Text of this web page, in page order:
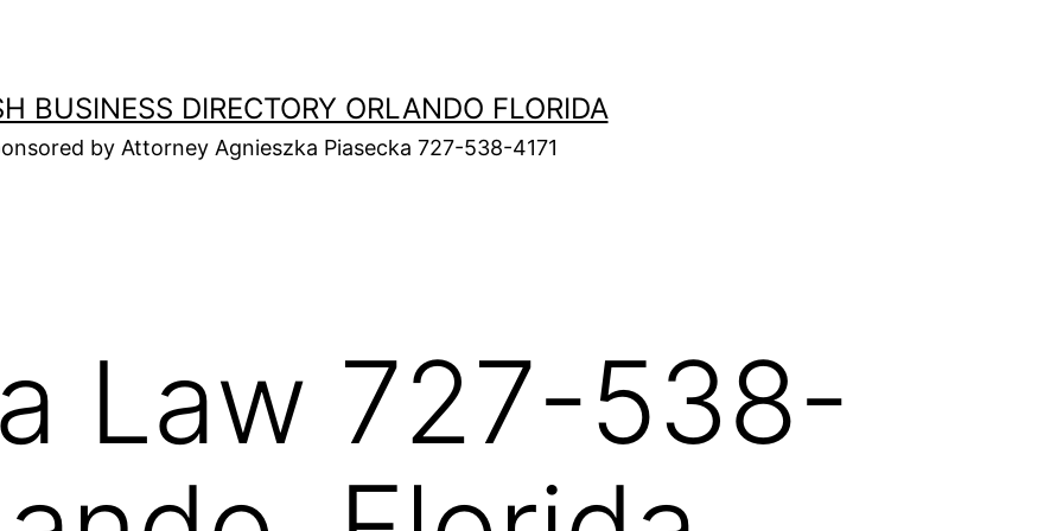
BUSINESS DIRECTORY ORLANDO FLORIDA
by Attorney Agnieszka Piasecka 727-538-4171
Law 727-538-